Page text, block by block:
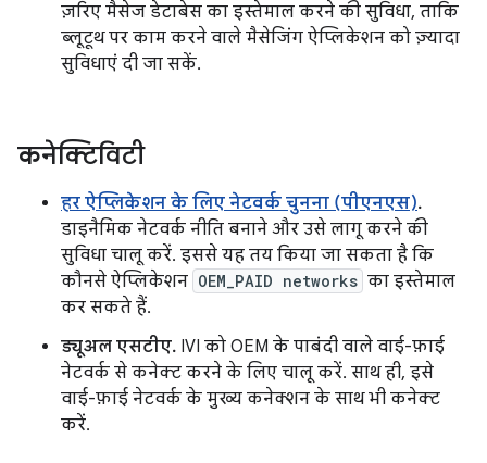
ज़रिए मैसेज डेटाबेस का इस्तेमाल करने की सुविधा, ताकि
ब्लूटूथ पर काम करने वाले मैसेजिंग ऐप्लिकेशन को ज़्यादा
सुविधाएं दी जा सकें.
कनेक्टिविटी
हर ऐप्लिकेशन के लिए नेटवर्क चुनना (पीएनएस).
डाइनैमिक नेटवर्क नीति बनाने और उसे लागू करने की
सुविधा चालू करें. इससे यह तय किया जा सकता है कि
कौनसे ऐप्लिकेशन OEM_PAID networks का इस्तेमाल
कर सकते हैं.
ड्यूअल एसटीए. IVI को OEM के पाबंदी वाले वाई-फ़ाई
नेटवर्क से कनेक्ट करने के लिए चालू करें. साथ ही, इसे
वाई-फ़ाई नेटवर्क के मुख्य कनेक्शन के साथ भी कनेक्ट
करें.